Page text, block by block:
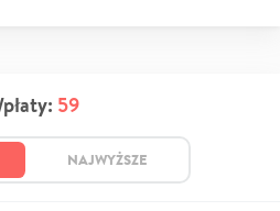
59
NAJWYŻSZE